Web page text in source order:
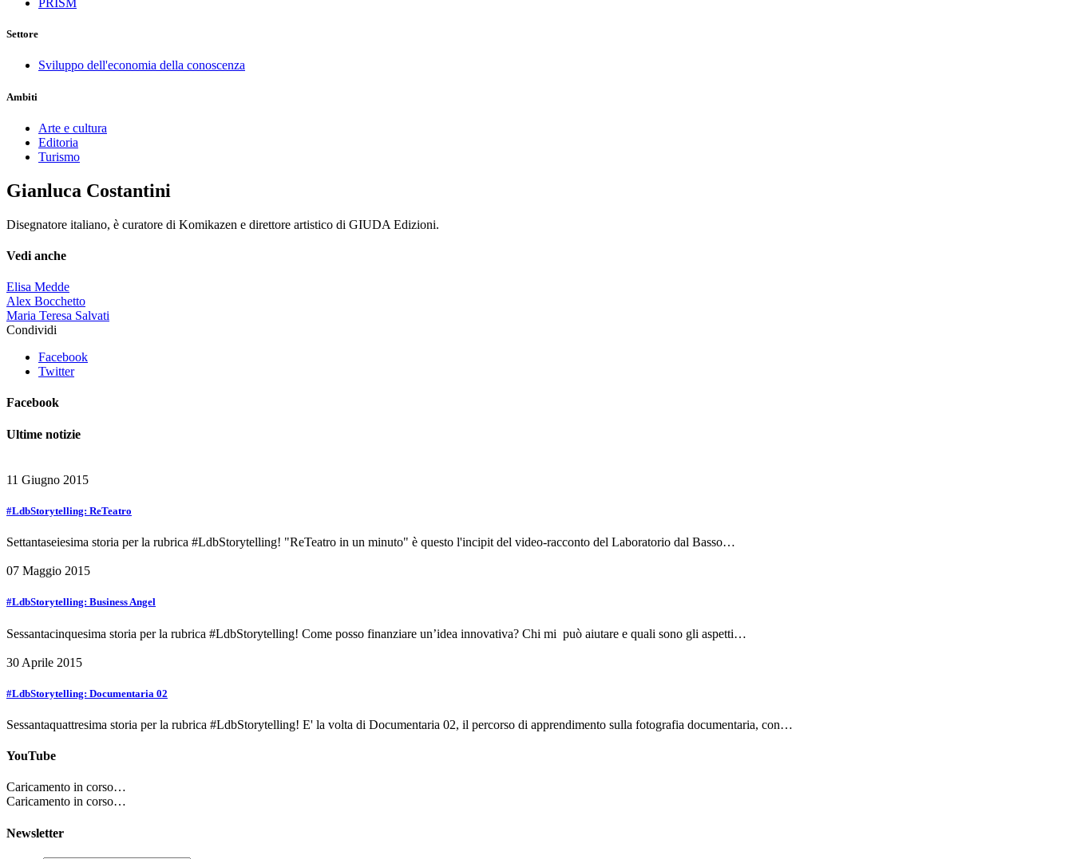
PRISM
Settore
Sviluppo dell'economia della conoscenza
Ambiti
Arte e cultura
Editoria
Turismo
Gianluca Costantini
Disegnatore italiano, è curatore di Komikazen e direttore artistico di GIUDA Edizioni.
Vedi anche
Elisa Medde
Alex Bocchetto
Maria Teresa Salvati
Condividi
Facebook
Twitter
Facebook
Ultime notizie
11 Giugno 2015
#LdbStorytelling: ReTeatro
Settantaseiesima storia per la rubrica #LdbStorytelling! "ReTeatro in un minuto" è questo l'incipit del video-racconto del Laboratorio dal Basso…
07 Maggio 2015
#LdbStorytelling: Business Angel
Sessantacinquesima storia per la rubrica #LdbStorytelling! Come posso finanziare un’idea innovativa? Chi mi può aiutare e quali sono gli aspetti…
30 Aprile 2015
#LdbStorytelling: Documentaria 02
Sessantaquattresima storia per la rubrica #LdbStorytelling! E' la volta di Documentaria 02, il percorso di apprendimento sulla fotografia documentaria, con…
YouTube
Caricamento in corso…
Caricamento in corso…
Newsletter